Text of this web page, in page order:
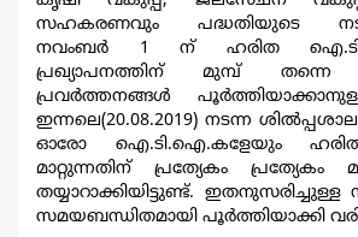
സഹകരണവും പദ്ധതിയുടെ
നവംബര്‍ 1 ന് ഹരിത
പ്രഖ്യാപനത്തിന് മുമ്പ് തന്നെ
പ്രവര്‍ത്തനങ്ങള്‍
ഇന്നലെ(20.08.2019) നടന്ന
ഓരോ ഐ.ടി.ഐ.കളേയും
മാറ്റുന്നതിന് പ്രത്യേകം പ്രത്യേകം
തയ്യാറാക്കിയിട്ടുണ്ട്.
സമയബന്ധിതമായി പൂര്‍ത്തിയാക്കി